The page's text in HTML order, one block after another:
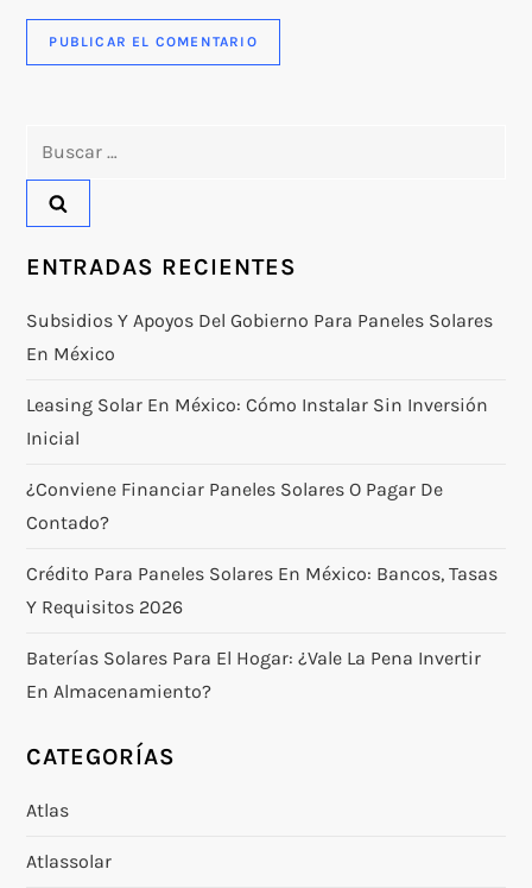
ENTRADAS RECIENTES
Subsidios Y Apoyos Del Gobierno Para Paneles Solares
En México
Leasing Solar En México: Cómo Instalar Sin Inversión
Inicial
¿Conviene Financiar Paneles Solares O Pagar De
Contado?
Crédito Para Paneles Solares En México: Bancos, Tasas
Y Requisitos 2026
Baterías Solares Para El Hogar: ¿vale La Pena Invertir
En Almacenamiento?
CATEGORÍAS
Atlas
Atlassolar